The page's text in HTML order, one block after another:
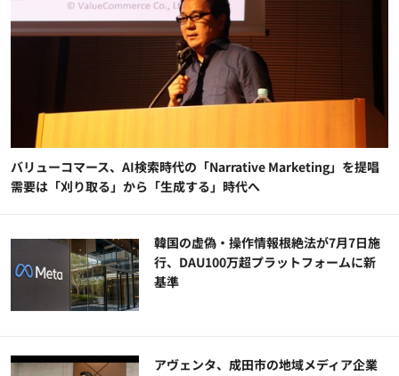
バリューコマース、AI検索時代の「Narrative Marketing」を提唱
需要は「刈り取る」から「生成する」時代へ
韓国の虚偽・操作情報根絶法が7月7日施
行、DAU100万超プラットフォームに新
基準
アヴェンタ、成田市の地域メディア企業